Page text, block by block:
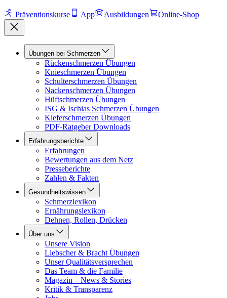
Präventionskurse App Ausbildungen Online-Shop
Übungen bei Schmerzen
Rückenschmerzen Übungen
Knieschmerzen Übungen
Schulterschmerzen Übungen
Nackenschmerzen Übungen
Hüftschmerzen Übungen
ISG & Ischias Schmerzen Übungen
Kieferschmerzen Übungen
PDF-Ratgeber Downloads
Erfahrungsberichte
Erfahrungen
Bewertungen aus dem Netz
Presseberichte
Zahlen & Fakten
Gesundheitswissen
Schmerzlexikon
Ernährungslexikon
Dehnen, Rollen, Drücken
Über uns
Unsere Vision
Liebscher & Bracht Übungen
Unser Qualitätsversprechen
Das Team & die Familie
Magazin – News & Stories
Kritik & Transparenz